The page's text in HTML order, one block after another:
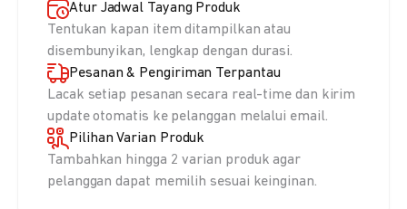
Atur Jadwal Tayang Produk
Tentukan kapan item ditampilkan atau
disembunyikan, lengkap dengan durasi.
Pesanan & Pengiriman Terpantau
Lacak setiap pesanan secara real-time dan kirim
update otomatis ke pelanggan melalui email.
Pilihan Varian Produk
Tambahkan hingga 2 varian produk agar
pelanggan dapat memilih sesuai keinginan.